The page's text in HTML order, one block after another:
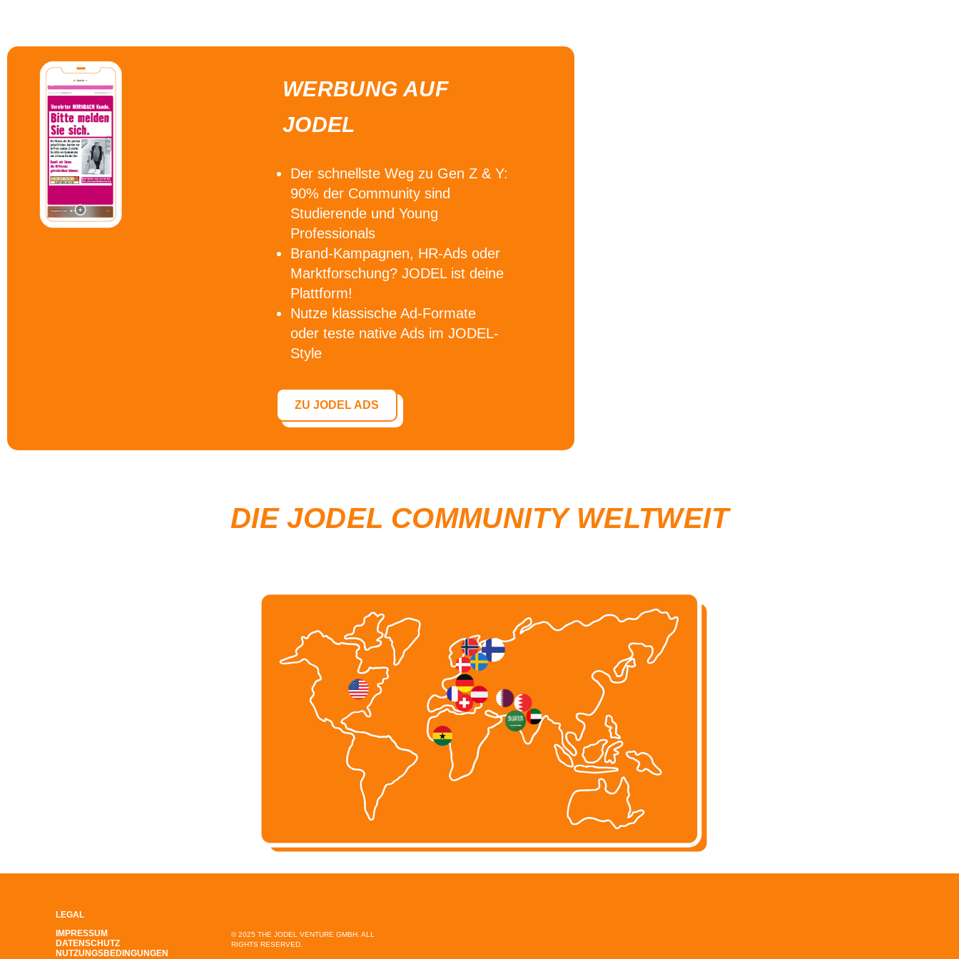
WERBUNG AUF
JODEL
Derschnellste Weg zu Gen Z & Y:
90% der Community sind
Studierende und Young
Professionals
Brand-Kampagnen, HR-Ads oder
Marktforschung?JODEL ist deine
Plattform!
Nutze klassische Ad-Formate
oder teste native Ads im JODEL-
Style
ZU JODEL ADS
DIE JODEL COMMUNITY WELTWEIT
LEGAL
IMPRESSUM
DATENSCHUTZ
NUTZUNGSBEDINGUNGEN
© 2025 THE JODEL VENTURE GMBH. ALL
RIGHTS RESERVED.